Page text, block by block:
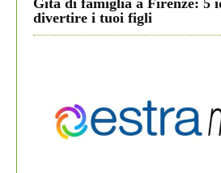
Gita di famiglia a Firenze: 5
divertire i tuoi figli